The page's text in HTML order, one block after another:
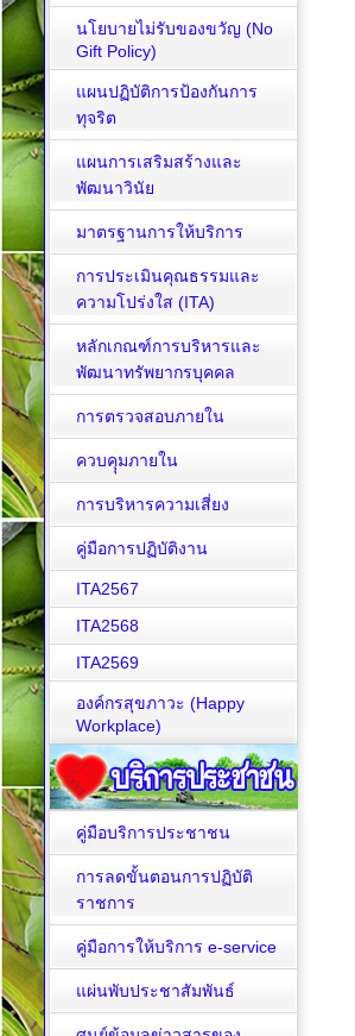
นโยบายไม่รับของขวัญ (No
Gift Policy)
แผนปฏิบัติการป้องกันการ
ทุจริต
แผนการเสริมสร้างและ
พัฒนาวินัย
มาตรฐานการให้บริการ
การประเมินคุณธรรมและ
ความโปร่งใส (ITA)
หลักเกณฑ์การบริหารและ
พัฒนาทรัพยากรบุคคล
การตรวจสอบภายใน
ควบคุุมภายใน
การบริหารความเสี่ยง
คู่มือการปฏิบัติงาน
ITA2567
ITA2568
ITA2569
องค์กรสุขภาวะ (Happy
Workplace)
คู่มือบริการประชาชน
การลดขั้นตอนการปฏิบัติ
ราชการ
คู่มือการให้บริการ e-service
แผ่นพับประชาสัมพันธ์